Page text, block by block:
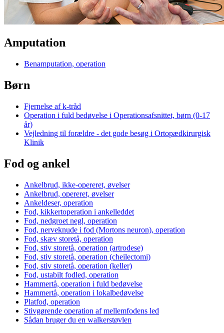
Amputation
Benamputation, operation
Børn
Fjernelse af k-tråd
Operation i fuld bedøvelse i Operationsafsnittet, børn (0-17
år)
Vejledning til forældre - det gode besøg i Ortopædkirurgisk
Klinik
Fod og ankel
Ankelbrud, ikke-opereret, øvelser
Ankelbrud, opereret, øvelser
Ankeldeser, operation
Fod, kikkertoperation i ankelleddet
Fod, nedgroet negl, operation
Fod, nerveknude i fod (Mortons neuron), operation
Fod, skæv storetå, operation
Fod, stiv storetå, operation (artrodese)
Fod, stiv storetå, operation (cheilectomi)
Fod, stiv storetå, operation (keller)
Fod, ustabilt fodled, operation
Hammertå, operation i fuld bedøvelse
Hammertå, operation i lokalbedøvelse
Platfod, operation
Stivgørende operation af mellemfodens led
Sådan bruger du en walkerstøvlen